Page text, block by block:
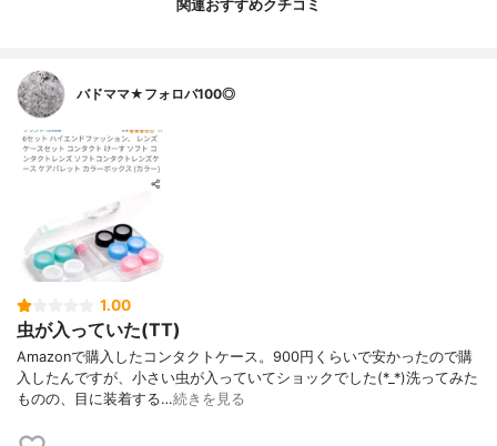
関連おすすめクチコミ
バドママ★フォロバ100◎
1.00
虫が入っていた(TT)
Amazonで購入したコンタクトケース。900円くらいで安かったので購
入したんですが、小さい虫が入っていてショックでした(*_*)洗ってみた
ものの、目に装着する…続きを見る